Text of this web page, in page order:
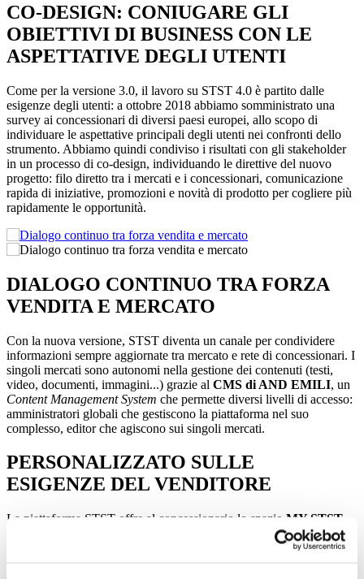
CO-DESIGN: CONIUGARE GLI
OBIETTIVI DI BUSINESS CON LE
ASPETTATIVE DEGLI UTENTI
Come per la versione 3.0, il lavoro su STST 4.0 è partito dalle
esigenze degli utenti: a ottobre 2018 abbiamo somministrato una
survey ai concessionari di diversi paesi europei, allo scopo di
individuare le aspettative principali degli utenti nei confronti dello
strumento. Abbiamo quindi condiviso i risultati con gli stakeholder
in un processo di co-design, individuando le direttive del nuovo
progetto: filo diretto tra i mercati e i concessionari, comunicazione
rapida di iniziative, promozioni e novità di prodotto per cogliere più
rapidamente le opportunità.
DIALOGO CONTINUO TRA FORZA
VENDITA E MERCATO
Con la nuova versione, STST diventa un canale per condividere
informazioni sempre aggiornate tra mercato e rete di concessionari. I
singoli mercati sono autonomi nella gestione dei contenuti (testi,
video, documenti, immagini...) grazie al CMS di AND EMILI, un
Content Management System che permette diversi livelli di accesso:
amministratori globali che gestiscono la piattaforma nel suo
complesso, editor che agiscono sui singoli mercati.
PERSONALIZZATO SULLE
ESIGENZE DEL VENDITORE
La piattaforma STST offre al concessionario lo spazio MY STST
una sezione in cui il venditore può creare ed organizzare le proprie